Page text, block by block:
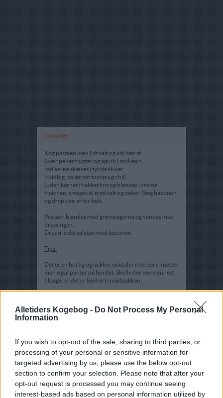
Alletiders Kogebog - Do Not Process My Personal
Information
If you wish to opt-out of the sale, sharing to third parties, or
processing of your personal or sensitive information for
targeted advertising by us, please use the below opt-out
section to confirm your selection. Please note that after your
opt-out request is processed you may continue seeing
interest-based ads based on personal information utilized by
Opskrift
Kog pastaen med lidt salt og køl den af.
Skær peberfrugter og agurk i små tern,
radiserne skæres i tynde skiver.
Hvidløg, soltørret tomat og chili
(uden kerner) hakket fint og blandes i creme
fraichen, smages til med salt og peber. Steg baconen
og dryp den af for fedt.
Pastaen blandes med grøntsagerne og vendes med
dressingen.
Drys til sidst salaten med baconen.
Tips:
Det er en hurtig og lækker salat der ikke bare mætter
men også pynter på bordet. Skulle der være en rest
tilbage, er det er lækkert i madpakken.